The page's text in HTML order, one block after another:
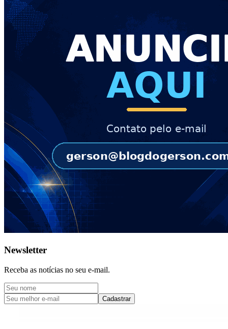
Newsletter
Receba as notícias no seu e-mail.
Cadastrar